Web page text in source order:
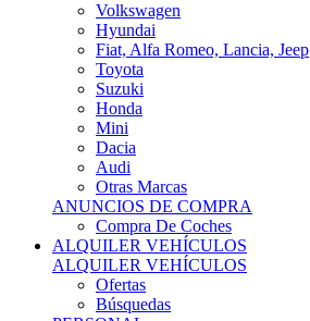
Volkswagen
Hyundai
Fiat, Alfa Romeo, Lancia, Jeep
Toyota
Suzuki
Honda
Mini
Dacia
Audi
Otras Marcas
ANUNCIOS DE COMPRA
Compra De Coches
ALQUILER VEHÍCULOS
ALQUILER VEHÍCULOS
Ofertas
Búsquedas